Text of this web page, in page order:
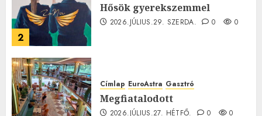
2
Hősök gyerekszemmel
2026.JÚLIUS.29. SZERDA. 0 0
Címlap EuroAstra Gasztró
Megfiatalodott
2026.JÚLIUS.27. HÉTFŐ. 0 0